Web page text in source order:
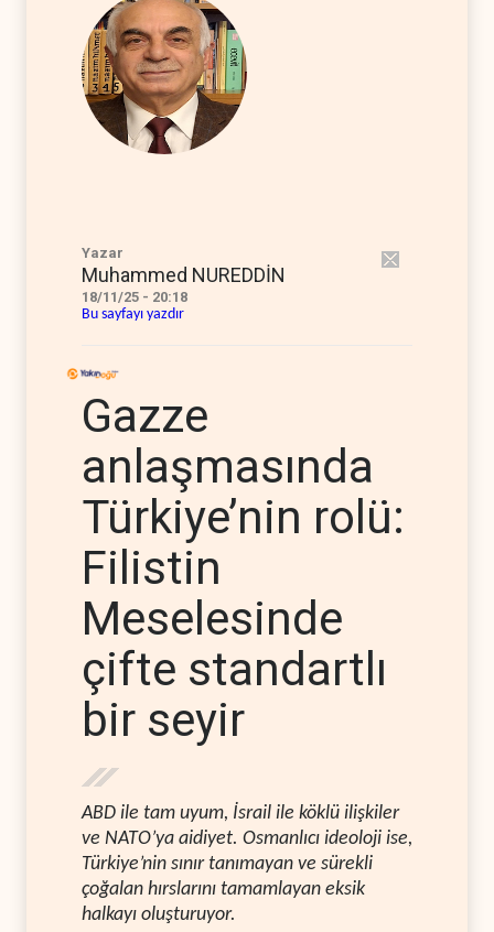
Yazar
Muhammed NUREDDİN
18/11/25 - 20:18
Bu sayfayı yazdır
Gazze
anlaşmasında
Türkiye’nin rolü:
Filistin
Meselesinde
çifte standartlı
bir seyir
ABD ile tam uyum, İsrail ile köklü ilişkiler
ve NATO’ya aidiyet. Osmanlıcı ideoloji ise,
Türkiye’nin sınır tanımayan ve sürekli
çoğalan hırslarını tamamlayan eksik
halkayı oluşturuyor.